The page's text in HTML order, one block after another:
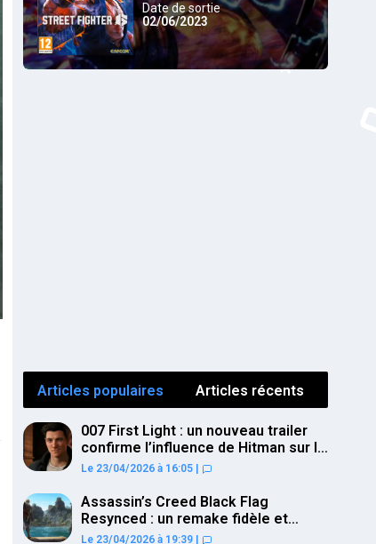
Date de sortie
02/06/2023
Articles populaires Articles récents
007 First Light : un nouveau trailer
confirme l’influence de Hitman sur le
gameplay
Le 23/04/2026 à 16:05
Assassin’s Creed Black Flag
Resynced : un remake fidèle et
ambitieux confirmé pour juillet sur
Le 23/04/2026 à 19:39